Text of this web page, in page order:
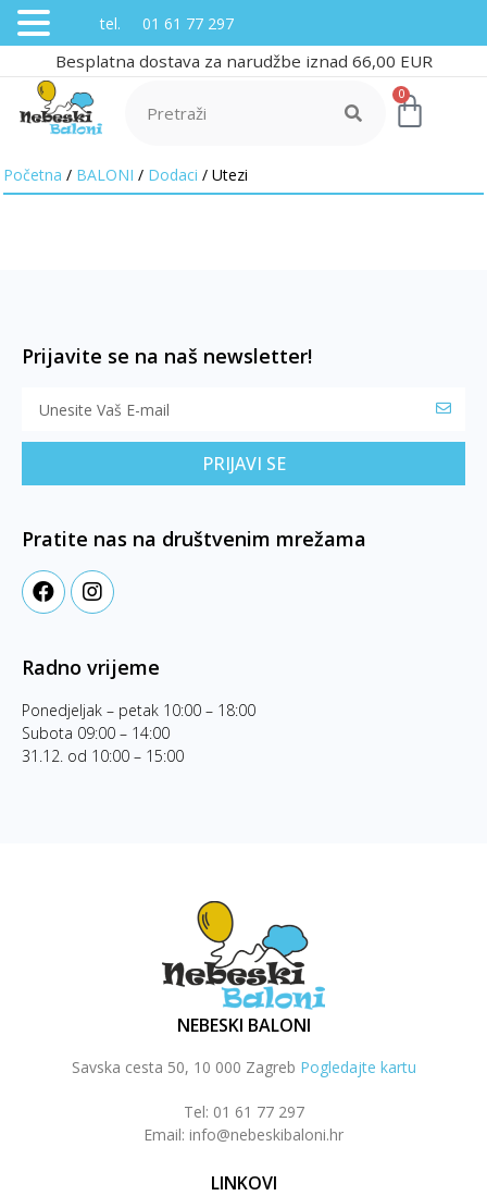
Besplatna dostava za narudžbe iznad 66,00 EUR
0
Početna / BALONI / Dodaci / Utezi
Prijavite se na naš newsletter!
PRIJAVI SE
Pratite nas na društvenim mrežama
Radno vrijeme
Ponedjeljak – petak 10:00 – 18:00
Subota 09:00 – 14:00
31.12. od 10:00 – 15:00
NEBESKI BALONI
Savska cesta 50, 10 000 Zagreb Pogledajte kartu
Tel: 01 61 77 297
Email: info@nebeskibaloni.hr
LINKOVI
tel. 01 61 77 297